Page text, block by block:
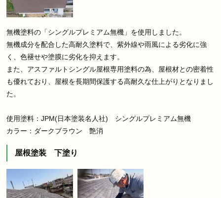
無機塗料の「シングルプレミアム無機」を使用しました。
無機成分を配合した高耐久塗料で、紫外線や雨風による劣化に強
く、色褪せや塗膜に劣化を抑えます。
また、アスファルトシングル屋根専用塗料の為、屋根材との密着性
も優れており、屋根を長期間保護する高耐久な仕上がりとなりまし
た。
使用塗料：JPM(日本塗装名人社) シングルプレミアム無機
カラー：ダークブラウン 艶消
屋根塗装 下塗り